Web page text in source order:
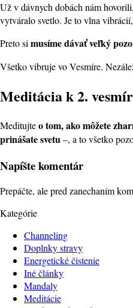
Už v dávnych dobách nám
vytváralo svetlo. Je to vlna
Preto si musíme dávať veľký
Všetko vibruje vo Vesmíre.
Meditácia k 2.
Meditujteo tom, ako môžete
prinášate svetu–, a to všetko
Napíšte komentár
Prepáčte, ale pred zanechaním
Kategórie
Channeling
Doplnky stravy
Energetické čistenie
Iné články
Mandaly
Meditácie